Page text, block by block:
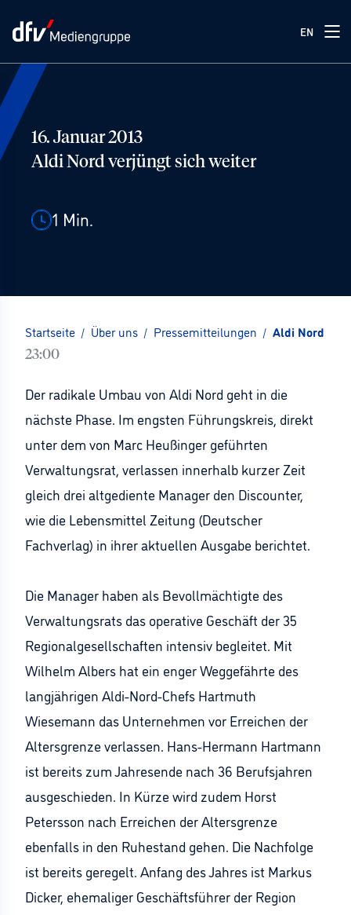
EN
16. Januar 2013
Aldi Nord verjüngt sich weiter
1 Min.
Startseite / Über uns / Pressemitteilungen / Aldi Nord
23:00
Der radikale Umbau von Aldi Nord geht in die
nächste Phase. Im engsten Führungskreis, direkt
unter dem von Marc Heußinger geführten
Verwaltungsrat, verlassen innerhalb kurzer Zeit
gleich drei altgediente Manager den Discounter,
wie die Lebensmittel Zeitung (Deutscher
Fachverlag) in ihrer aktuellen Ausgabe berichtet.
Die Manager haben als Bevollmächtigte des
Verwaltungsrats das operative Geschäft der 35
Regionalgesellschaften intensiv begleitet. Mit
Wilhelm Albers hat ein enger Weggefährte des
langjährigen Aldi-Nord-Chefs Hartmuth
Wiesemann das Unternehmen vor Erreichen der
Altersgrenze verlassen. Hans-Hermann Hartmann
ist bereits zum Jahresende nach 36 Berufsjahren
ausgeschieden. In Kürze wird zudem Horst
Petersson nach Erreichen der Altersgrenze
ebenfalls in den Ruhestand gehen. Die Nachfolge
ist bereits geregelt. Anfang des Jahres ist Markus
Dicker, ehemaliger Geschäftsführer der Region